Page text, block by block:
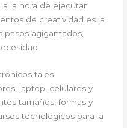
la hora de ejecutar
de creatividad es la
pasos agigantados,
tales
laptop, celulares y
tamaños, formas y
tecnológicos para la